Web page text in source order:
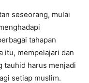
seseorang, mulai
tahapan
itu, mempelajari dan
tauhid harus menjadi
setiap muslim.